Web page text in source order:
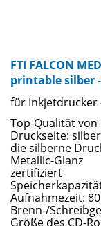
FTI FALCON
printable silber
für Inkjetdrucker
Top-Qualität von
Druckseite: silber
die silberne
Metallic-Glanz
zertifiziert
Aufnahmezeit:
Brenn-/
Größe des CD-